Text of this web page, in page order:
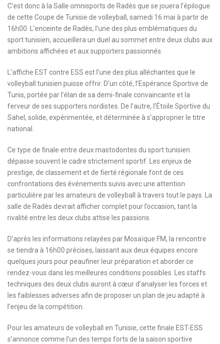
C’est donc à la Salle omnisports de Radès que se jouera l’épilogue
de cette Coupe de Tunisie de volleyball, samedi 16 mai à partir de
16h00. L’enceinte de Radès, l’une des plus emblématiques du
sport tunisien, accueillera un duel au sommet entre deux clubs aux
ambitions affichées et aux supporters passionnés.
L’affiche EST contre ESS est l’une des plus alléchantes que le
volleyball tunisien puisse offrir. D’un côté, l’Espérance Sportive de
Tunis, portée par l’élan de sa demi-finale convaincante et la
ferveur de ses supporters nordistes. De l’autre, l’Étoile Sportive du
Sahel, solide, expérimentée, et déterminée à s’approprier le titre
national.
Ce type de finale entre deux mastodontes du sport tunisien
dépasse souvent le cadre strictement sportif. Les enjeux de
prestige, de classement et de fierté régionale font de ces
confrontations des événements suivis avec une attention
particulière par les amateurs de volleyball à travers tout le pays. La
salle de Radès devrait afficher complet pour l’occasion, tant la
rivalité entre les deux clubs attise les passions.
D’après les informations relayées par Mosaïque FM, la rencontre
se tiendra à 16h00 précises, laissant aux deux équipes encore
quelques jours pour peaufiner leur préparation et aborder ce
rendez-vous dans les meilleures conditions possibles. Les staffs
techniques des deux clubs auront à cœur d’analyser les forces et
les faiblesses adverses afin de proposer un plan de jeu adapté à
l’enjeu de la compétition.
Pour les amateurs de volleyball en Tunisie, cette finale EST-ESS
s’annonce comme l’un des temps forts de la saison sportive